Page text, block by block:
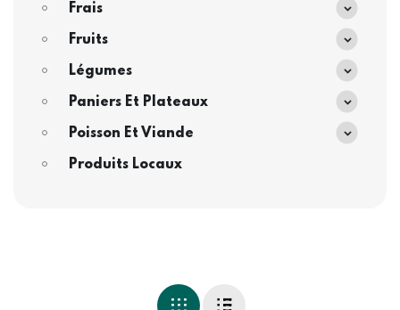
Frais
Fruits
Légumes
Paniers Et Plateaux
Poisson Et Viande
Produits Locaux